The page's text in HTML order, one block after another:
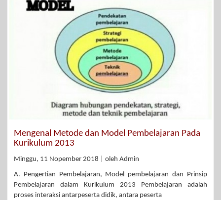
Mengenal Metode dan Model Pembelajaran Pada
Kurikulum 2013
Minggu, 11 Nopember 2018 | oleh Admin
A. Pengertian Pembelajaran, Model pembelajaran dan Prinsip
Pembelajaran dalam Kurikulum 2013 Pembelajaran adalah
proses interaksi antarpeserta didik, antara peserta